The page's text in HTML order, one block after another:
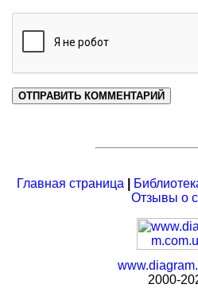
Главная страница
Отзывы о
2000-